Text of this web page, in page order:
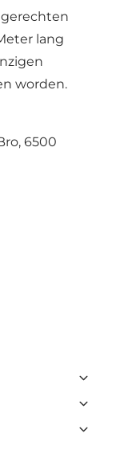
lang
worden.
6500